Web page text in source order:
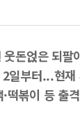
돈얹은 되팔
일부터...현
떡볶이 등 출